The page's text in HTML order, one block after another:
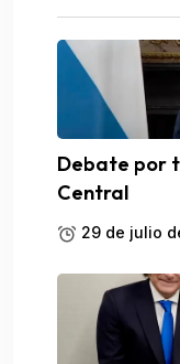
Debate por
Central
29 de julio